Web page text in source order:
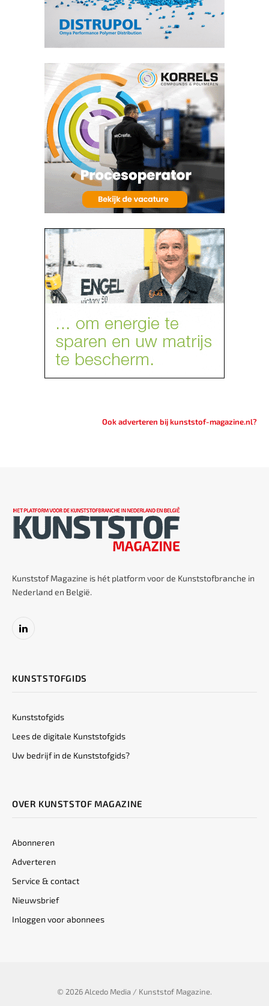
Ook adverteren bij kunststof-magazine.nl?
Kunststof Magazine is hét platform voor de Kunststofbranche in
Nederland en België.
LinkedIn
KUNSTSTOFGIDS
Kunststofgids
Lees de digitale Kunststofgids
Uw bedrijf in de Kunststofgids?
OVER KUNSTSTOF MAGAZINE
Abonneren
Adverteren
Service & contact
Nieuwsbrief
Inloggen voor abonnees
© 2026 Alcedo Media / Kunststof Magazine.